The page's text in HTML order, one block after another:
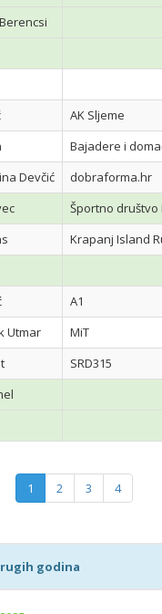
AK Sljeme
Bajadere i
Devčić
dobraforma.hr
Športno društvo
Krapanj Island
A1
Utmar
MiT
SRD315
1 2 3 4
godina